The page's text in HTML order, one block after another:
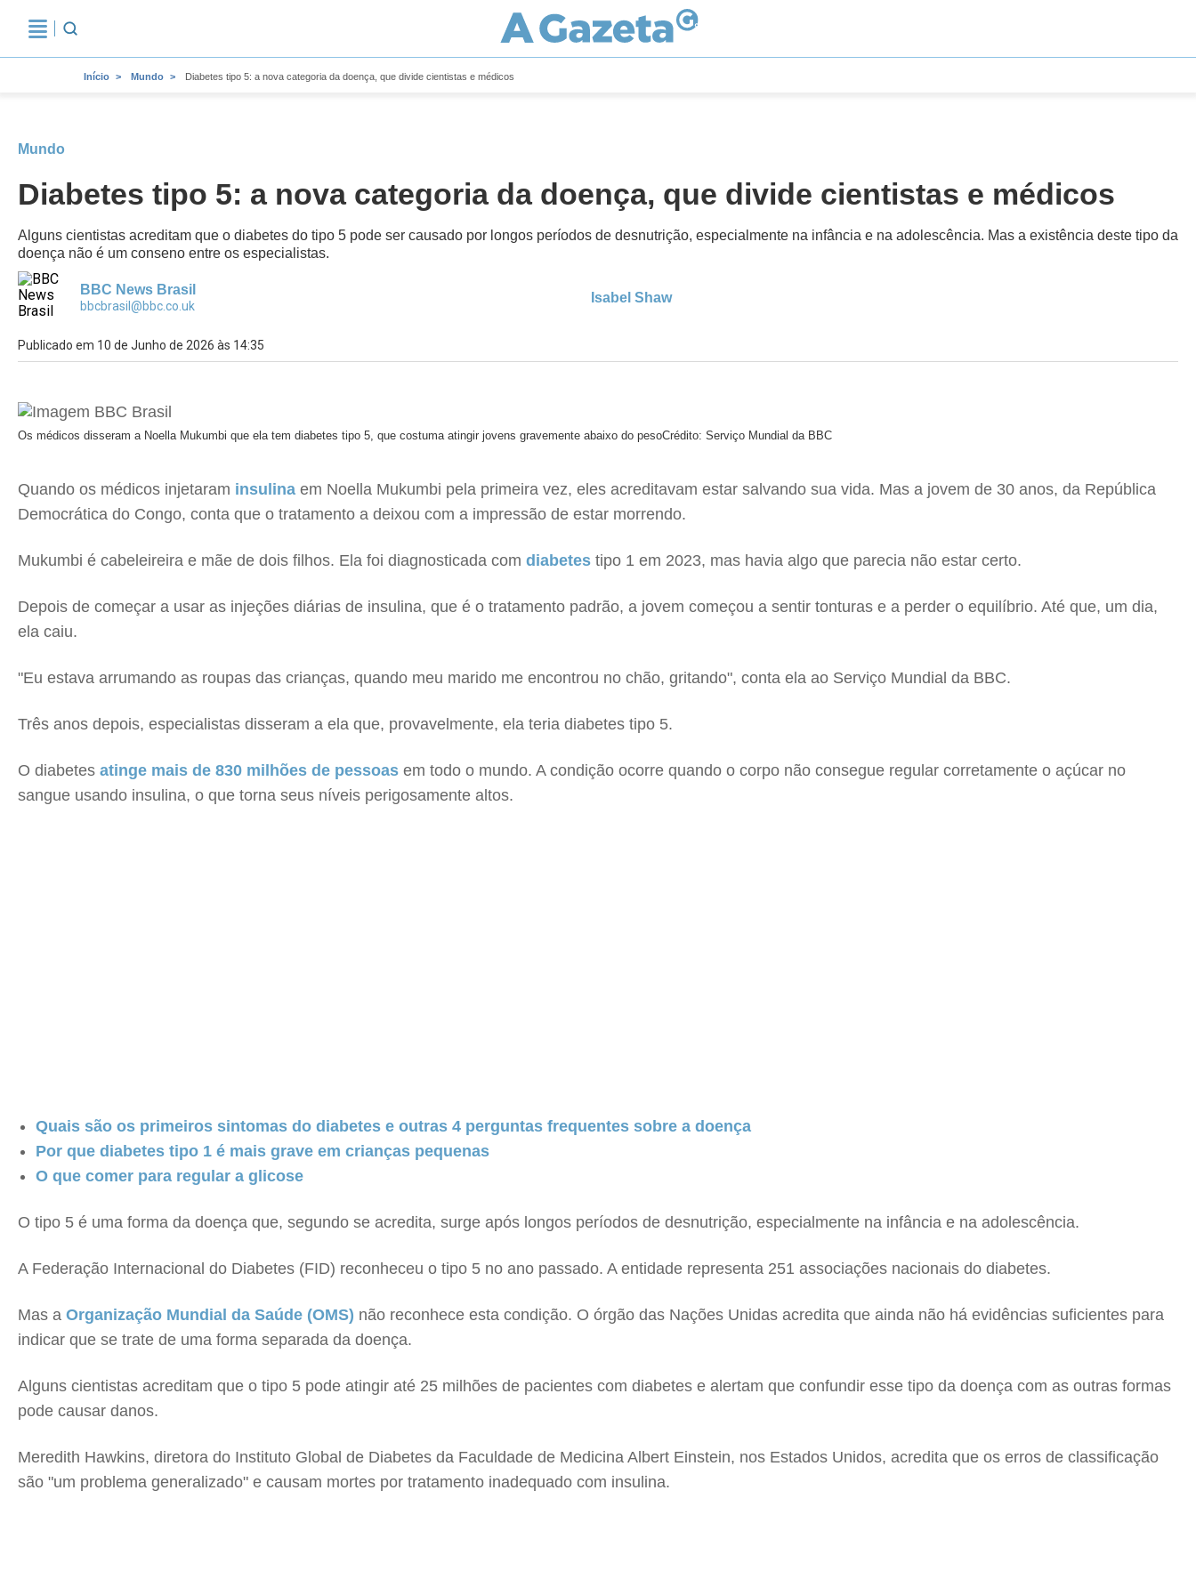
Início Mundo Diabetes tipo 5: a nova categoria da doença, que divide cientistas e médicos
Mundo
Diabetes tipo 5: a nova categoria da doença, que divide cientistas e médicos
Alguns cientistas acreditam que o diabetes do tipo 5 pode ser causado por longos períodos de desnutrição, especialmente na infância e na adolescência. Mas a existência deste tipo da
doença não é um conseno entre os especialistas.
BBC News Brasil
bbcbrasil@bbc.co.uk
Isabel Shaw
Publicado em 10 de Junho de 2026 às 14:35
Os médicos disseram a Noella Mukumbi que ela tem diabetes tipo 5, que costuma atingir jovens gravemente abaixo do pesoCrédito: Serviço Mundial da BBC
Quando os médicos injetaram insulina em Noella Mukumbi pela primeira vez, eles acreditavam estar salvando sua vida. Mas a jovem de 30 anos, da República
Democrática do Congo, conta que o tratamento a deixou com a impressão de estar morrendo.
Mukumbi é cabeleireira e mãe de dois filhos. Ela foi diagnosticada com diabetes tipo 1 em 2023, mas havia algo que parecia não estar certo.
Depois de começar a usar as injeções diárias de insulina, que é o tratamento padrão, a jovem começou a sentir tonturas e a perder o equilíbrio. Até que, um dia,
ela caiu.
"Eu estava arrumando as roupas das crianças, quando meu marido me encontrou no chão, gritando", conta ela ao Serviço Mundial da BBC.
Três anos depois, especialistas disseram a ela que, provavelmente, ela teria diabetes tipo 5.
O diabetes atinge mais de 830 milhões de pessoas em todo o mundo. A condição ocorre quando o corpo não consegue regular corretamente o açúcar no
sangue usando insulina, o que torna seus níveis perigosamente altos.
Quais são os primeiros sintomas do diabetes e outras 4 perguntas frequentes sobre a doença
Por que diabetes tipo 1 é mais grave em crianças pequenas
O que comer para regular a glicose
O tipo 5 é uma forma da doença que, segundo se acredita, surge após longos períodos de desnutrição, especialmente na infância e na adolescência.
A Federação Internacional do Diabetes (FID) reconheceu o tipo 5 no ano passado. A entidade representa 251 associações nacionais do diabetes.
Mas a Organização Mundial da Saúde (OMS) não reconhece esta condição. O órgão das Nações Unidas acredita que ainda não há evidências suficientes para
indicar que se trate de uma forma separada da doença.
Alguns cientistas acreditam que o tipo 5 pode atingir até 25 milhões de pacientes com diabetes e alertam que confundir esse tipo da doença com as outras formas
pode causar danos.
Meredith Hawkins, diretora do Instituto Global de Diabetes da Faculdade de Medicina Albert Einstein, nos Estados Unidos, acredita que os erros de classificação
são "um problema generalizado" e causam mortes por tratamento inadequado com insulina.